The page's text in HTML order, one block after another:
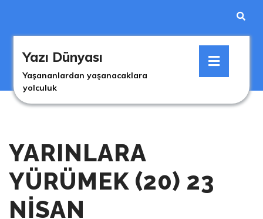
Yazı Dünyası
Yaşananlardan yaşanacaklara
yolculuk
YARINLARA
YÜRÜMEK (20) 23
NİSAN